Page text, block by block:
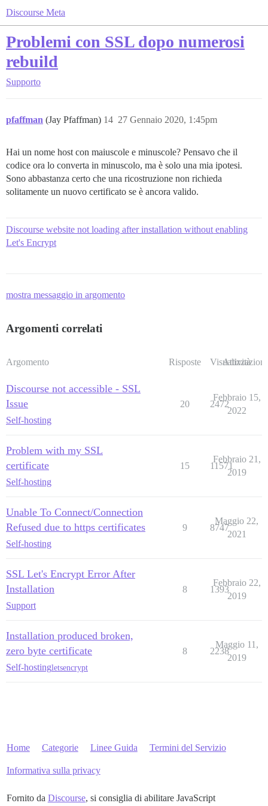
Discourse Meta
Problemi con SSL dopo numerosi
rebuild
Supporto
pfaffman (Jay Pfaffman) 27 Gennaio 2020, 1:45pm
14
Hai un nome host con maiuscole e minuscole? Pensavo che il
codice ora lo converta in minuscolo, ma è solo una mia ipotesi.
Sono abbastanza certo che una ricostruzione non richieda
solitamente un nuovo certificato se è ancora valido.
Discourse website not loading after installation without enabling
Let's Encrypt
mostra messaggio in argomento
Argomenti correlati
Argomento Risposte Visualizzazioni
Attività
Discourse not accessible - SSL
Issue
Self-hosting
20 2472
Febbraio 15,
2022
Problem with my SSL
certificate
Self-hosting
15 11571
Febbraio 21,
2019
Unable To Connect/Connection
Refused due to https certificates
Self-hosting
9 8747
Maggio 22,
2021
SSL Let's Encrypt Error After
Installation
Support
8 1393
Febbraio 22,
2019
Installation produced broken,
zero byte certificate
Self-hostingletsencrypt
8 2238
Maggio 11,
2019
Home Categorie Linee Guida Termini del Servizio
Informativa sulla privacy
Fornito da Discourse, si consiglia di abilitare JavaScript